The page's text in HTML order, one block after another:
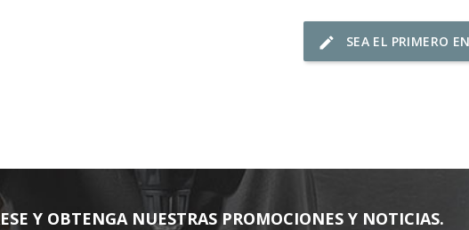
edit SEA EL PRIMERO
Y OBTENGA NUESTRAS PROMOCIONES Y NOTICIAS.